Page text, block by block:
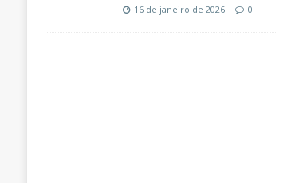
16 de janeiro de 2026 0